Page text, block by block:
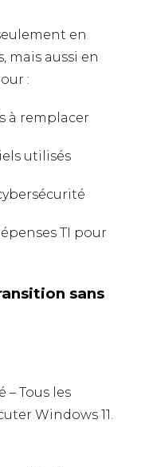
en
mais aussi en
:
à remplacer
utilisés
TI pour
sans
Tous les
Windows 11.